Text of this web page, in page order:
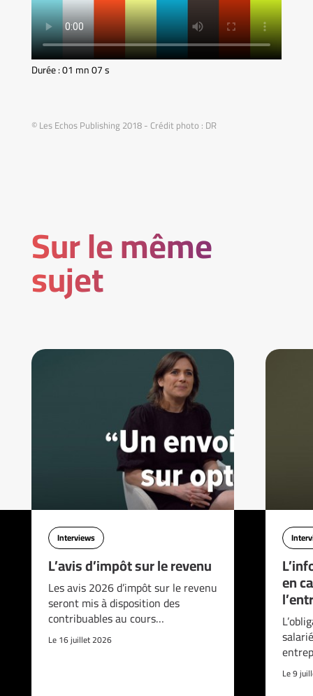
Durée : 01 mn 07 s
© Les Echos Publishing 2018 - Crédit photo : DR
Sur le même
sujet
Interviews
L’avis d’impôt sur le revenu
Les avis 2026 d’impôt sur le revenu
seront mis à disposition des
contribuables au cours…
Le 16 juillet 2026
en
Le 9